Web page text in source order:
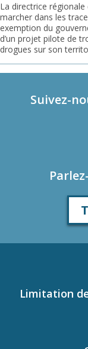
La directrice
marcher dans les
exemption du
d’un projet pilote de
drogues sur son
Suivez-
Limitation